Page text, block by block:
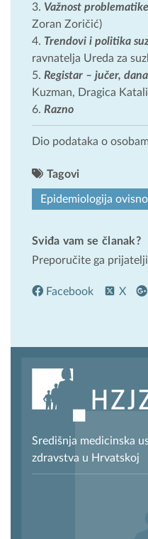
Važnost
Zoran Zoričić)
Trendovi i politika
ravnatelja Ureda za
Registar – jučer,
Kuzman, Dragica
Razno
Dio podataka o
Tagovi
Epidemiologija
Sviđa vam se članak?
Preporučite ga
Facebook X
Središnja medicinska
zdravstva u Hrvatskoj